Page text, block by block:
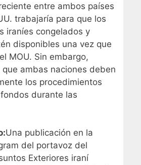
entre ambos países
trabajaría para que los
iraníes congelados y
disponibles una vez que
MOU. Sin embargo,
ambas naciones deben
los procedimientos
durante las
Una publicación en la
del portavoz del
Exteriores iraní